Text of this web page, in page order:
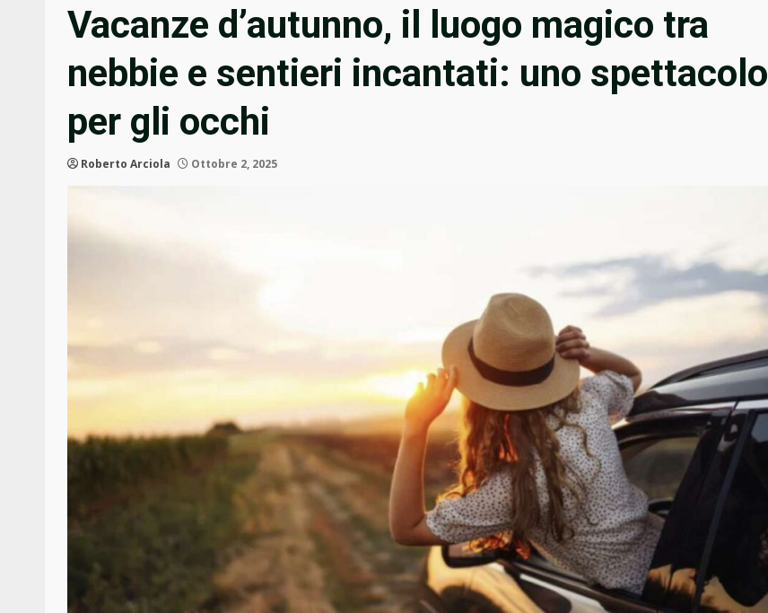
Vacanze d’autunno, il luogo magico tra
nebbie e sentieri incantati: uno spettacolo
per gli occhi
Roberto Arciola Ottobre 2, 2025